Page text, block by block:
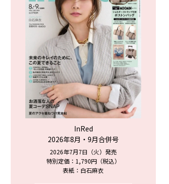
InRed
2026年8月・9月合併号
2026年7月7日（火）発売
特別定価：1,790円（税込）
表紙：白石麻衣